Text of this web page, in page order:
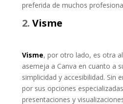
preferida de muchos
2. Visme
Visme, por otro lado, es otra
asemeja a Canva en cuanto a
simplicidad y accesibilidad. Sin
por sus opciones
presentaciones y